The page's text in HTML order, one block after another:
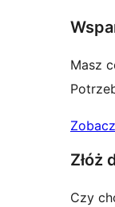
Masz
Złóż
Czy